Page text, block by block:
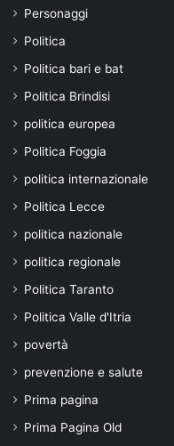
Personaggi
Politica
Politica bari e bat
Politica Brindisi
politica europea
Politica Foggia
politica internazionale
Politica Lecce
politica nazionale
politica regionale
Politica Taranto
Politica Valle d'Itria
povertà
prevenzione e salute
Prima pagina
Prima Pagina Old